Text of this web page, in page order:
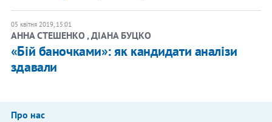
05 квітня 2019, 15:01
АННА СТЕШЕНКО , ДІАНА БУЦКО
«Бій баночками»: як кандидати аналізи
здавали
Про нас